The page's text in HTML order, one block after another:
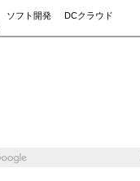
ソフト開発
DCクラウド